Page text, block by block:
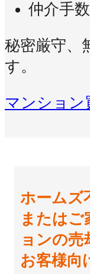
仲介手
秘密厳守、
す。
マンション
ホームズ
またはご
ョンの売
お客様向